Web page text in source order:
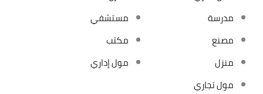
مدرسة
مستشفي
مصنع
مكتب
منزل
مول إداري
مول تجاري